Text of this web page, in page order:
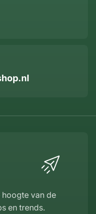
van de
en trends.